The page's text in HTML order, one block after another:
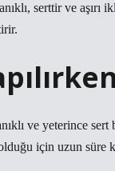
serttir ve aşırı
ve yeterince
için uzun